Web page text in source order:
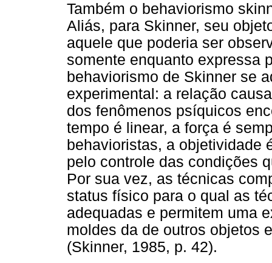
Também o behaviorismo
Aliás, para Skinner, seu
aquele que poderia ser
somente enquanto expressa
behaviorismo de Skinner se
experimental: a relação
dos fenômenos psíquicos
tempo é linear, a força é
behavioristas, a objetividade
pelo controle das condições
Por sua vez, as técnicas
status físico para o qual as
adequadas e permitem uma
moldes da de outros objetos
(Skinner, 1985, p. 42).